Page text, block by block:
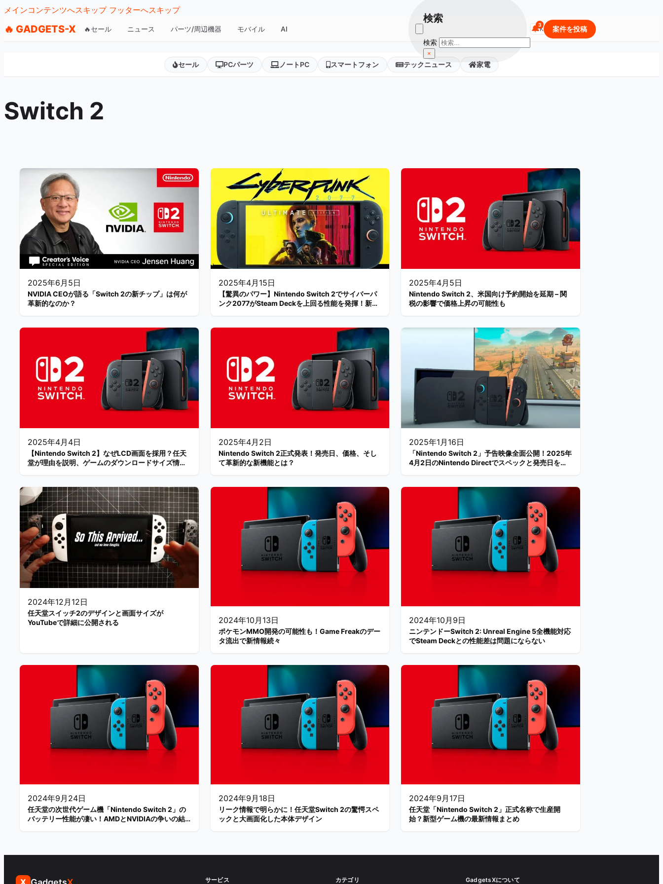
メインコンテンツへスキップ フッターへスキップ
🔥 GADGETS-X 🔥セール ニュース パーツ/周辺機器 モバイル AI
検索
検索
×
商品・セールを検索...
⌘K
🔔 案件を投稿
セール PCパーツ ノートPC スマートフォン テックニュース 家電
Switch 2
2025年6月5日
NVIDIA CEOが語る「Switch 2の新チップ」は何が
革新的なのか？
2025年4月15日
【驚異のパワー】Nintendo Switch 2でサイバーパ
ンク2077がSteam Deckを上回る性能を発揮！新映
2025年4月5日
Nintendo Switch 2、米国向け予約開始を延期 – 関
税の影響で価格上昇の可能性も
2025年4月4日
【Nintendo Switch 2】なぜLCD画面を採用？任天
堂が理由を説明、ゲームのダウンロードサイズ情報
2025年4月2日
Nintendo Switch 2正式発表！発売日、価格、そし
て革新的な新機能とは？
2025年1月16日
「Nintendo Switch 2」予告映像全面公開！2025年
4月2日のNintendo Directでスペックと発売日を発
2024年12月12日
任天堂スイッチ2のデザインと画面サイズが
YouTubeで詳細に公開される
2024年10月13日
ポケモンMMO開発の可能性も！Game Freakのデー
タ流出で新情報続々
2024年10月9日
ニンテンドーSwitch 2: Unreal Engine 5全機能対応
でSteam Deckとの性能差は問題にならない
2024年9月24日
任天堂の次世代ゲーム機「Nintendo Switch 2」の
バッテリー性能が凄い！AMDとNVIDIAの争いの結
2024年9月18日
リーク情報で明らかに！任天堂Switch 2の驚愕スペ
ックと大画面化した本体デザイン
2024年9月17日
任天堂「Nintendo Switch 2」正式名称で生産開
始？新型ゲーム機の最新情報まとめ
サービス カテゴリ GadgetsXについて